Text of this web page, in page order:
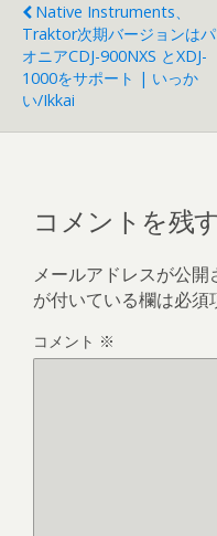
Native Instruments、
Traktor次期バージョンはパ
オニアCDJ-900NXS とXDJ-
1000をサポート | いっか
い/ikkai
コメントを残
メールアドレスが公開
が付いている欄は必須
コメント ※